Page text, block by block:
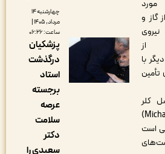
چهارشنبه ۱۴
مرداد, ۱۴۰۵ |
پزشکیان
درگذشت
برجسته
سعیدی را